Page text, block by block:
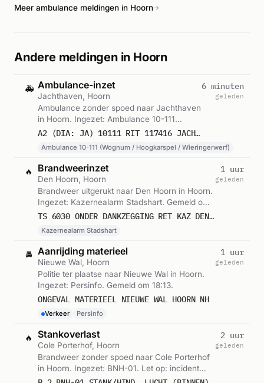
Meer ambulance meldingen in Hoorn→
Andere meldingen in Hoorn
🚑 Ambulance-inzet
Jachthaven, Hoorn
Ambulance zonder spoed naar Jachthaven
in Hoorn. Ingezet: Ambulance 10-111
(Wognum / Hoogkarspel / Wieringerwerf).
Gemeld om 19:53.
A2 (DIA: JA) 10111 RIT 117416 JACHTHAVEN HOORN DE GRASHAVEN VISSERSEILAND HOORN NH
Ambulance 10-111 (Wognum / Hoogkarspel / Wieringerwerf)
6 minuten
geleden
🔥 Brandweerinzet
Den Hoorn, Hoorn
Brandweer uitgerukt naar Den Hoorn in Hoorn.
Ingezet: Kazernealarm Stadshart. Gemeld om
18:47.
TS 6030 ONDER DANKZEGGING RET KAZ DEN HOORN
Kazernealarm Stadshart
1 uur
geleden
🚔 Aanrijding materieel
Nieuwe Wal, Hoorn
Politie ter plaatse naar Nieuwe Wal in Hoorn.
Ingezet: Persinfo. Gemeld om 18:13.
ONGEVAL MATERIEEL NIEUWE WAL HOORN NH
Verkeer Persinfo
1 uur
geleden
🔥 Stankoverlast
Cole Porterhof, Hoorn
Brandweer zonder spoed naar Cole Porterhof
in Hoorn. Ingezet: BNH-01. Let op: incident
met gevaarlijke stoffen. Gemeld om 17:22.
2 uur
geleden